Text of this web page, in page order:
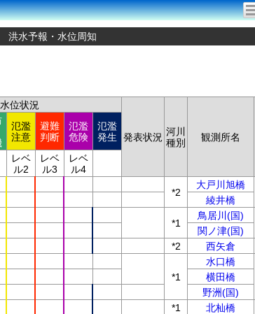
洪水予報・水位周知
水位状況
発表状況 河川
種別
観測所名
氾濫
注意
避難
判断
氾濫
危険
氾濫
発生
レベ
ル2
レベ
ル3
レベ
ル4
*2
大戸川旭橋
綾井橋
*1
鳥居川(国)
関ノ津(国)
*2 西矢倉
*1
水口橋
横田橋
野洲(国)
*1 北杣橋